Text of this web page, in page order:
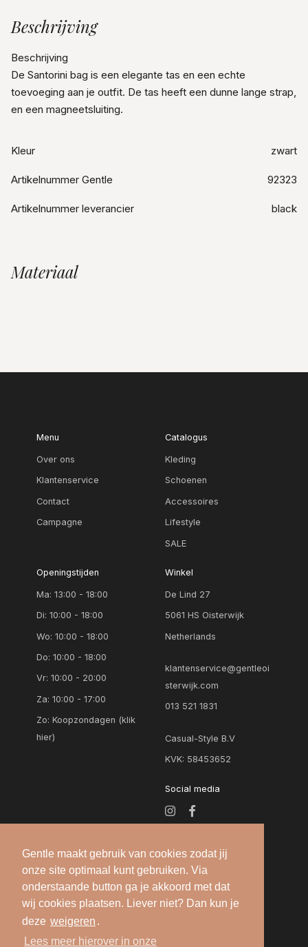
Gentle maakt gebruik van cookies zodat jij
onze site optimaal kunt gebruiken. Via
onderstaande button ga je akkoord met dat
wij cookies plaatsen. Liever niet? Dan kun je
deze weigeren .
Lees meer hierover in onze
Beschrijving
Beschrijving
De Santorini bag is een elegante tas en een echte
toevoeging aan je outfit. De tas heeft een dunne lange strap,
en een magneetsluiting.
Kleur zwart
Artikelnummer Gentle 92323
Artikelnummer leverancier black
Materiaal
Menu
Over ons
Klantenservice
Contact
Campagne
Catalogus
Kleding
Schoenen
Accessoires
Lifestyle
SALE
Openingstijden
Ma: 13:00 - 18:00
Di: 10:00 - 18:00
Wo: 10:00 - 18:00
Do: 10:00 - 18:00
Vr: 10:00 - 20:00
Za: 10:00 - 17:00
Zo:Koopzondagen (klik
hier)
Winkel
De Lind 27
5061 HS Oisterwijk
Netherlands
klantenservice@gentleoi
sterwijk.com
013 521 1831
Casual-Style B.V
KVK: 58453652
Social media
Alle rechten voorbehouden — 2026 © Gentle